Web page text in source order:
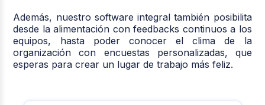
Además, nuestro software integral también posibilita
desde la alimentación con feedbacks continuos a los
equipos, hasta poder conocer el clima de la
organización con encuestas personalizadas, que
esperas para crear un lugar de trabajo más feliz.